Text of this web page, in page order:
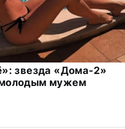
звезда «Дома-2»
молодым мужем